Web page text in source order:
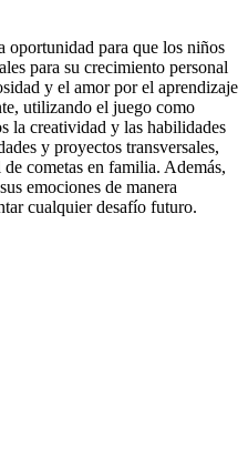
oportunidad para que los niños
para su crecimiento personal
y el amor por el aprendizaje
utilizando el juego como
la creatividad y las habilidades
y proyectos transversales,
cometas en familia. Además,
emociones de manera
cualquier desafío futuro.